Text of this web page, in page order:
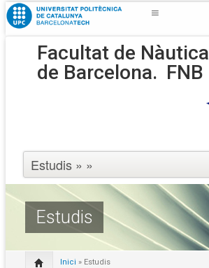
Facultat de Nàutica
de Barcelona. FNB
Estudis
Inici » Estudis